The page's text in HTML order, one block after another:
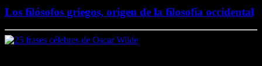
Los filósofos griegos, origen de la filosofía occidental